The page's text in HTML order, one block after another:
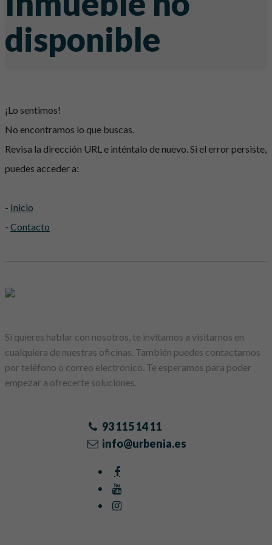
disponible
¡Lo sentimos!
No encontramos lo que buscas.
Revisa la dirección URL e inténtalo de nuevo. Si el error persiste,
puedes acceder a:
- Inicio
- Contacto
93 115 14 11
info@urbenia.es
Si quieres hablar con nosotros, te invitamos a visitarnos en
cualquiera de nuestras oficinas. También puedes contactarnos
por teléfono o correo electrónico. Te esperamos para poder
empezar a ofrecerte soluciones.